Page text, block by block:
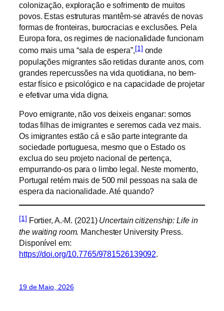
colonização, exploração e sofrimento de muitos
povos. Estas estruturas mantêm-se através de novas
formas de fronteiras, burocracias e exclusões. Pela
Europa fora, os regimes de nacionalidade funcionam
como mais uma “sala de espera”,[1] onde
populações migrantes são retidas durante anos, com
grandes repercussões na vida quotidiana, no bem-
estar físico e psicológico e na capacidade de projetar
e efetivar uma vida digna.
Povo emigrante, não vos deixeis enganar: somos
todas filhas de imigrantes e seremos cada vez mais.
Os imigrantes estão cá e são parte integrante da
sociedade portuguesa, mesmo que o Estado os
exclua do seu projeto nacional de pertença,
empurrando-os para o limbo legal. Neste momento,
Portugal retém mais de 500 mil pessoas na sala de
espera da nacionalidade. Até quando?
[1] Fortier, A.-M. (2021) Uncertain citizenship: Life in
the waiting room. Manchester University Press.
Disponível em:
https://doi.org/10.7765/9781526139092.
19 de Maio, 2026